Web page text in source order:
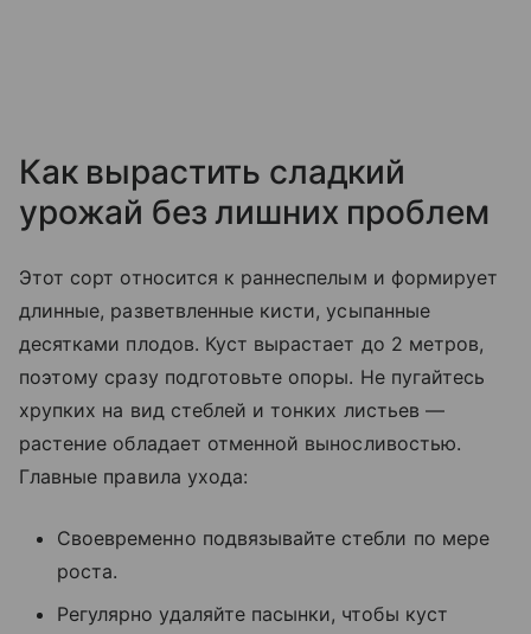
Как вырастить сладкий
урожай без лишних проблем
Этот сорт относится к раннеспелым и формирует
длинные, разветвленные кисти, усыпанные
десятками плодов. Куст вырастает до 2 метров,
поэтому сразу подготовьте опоры. Не пугайтесь
хрупких на вид стеблей и тонких листьев —
растение обладает отменной выносливостью.
Главные правила ухода:
Своевременно подвязывайте стебли по мере
роста.
Регулярно удаляйте пасынки, чтобы куст